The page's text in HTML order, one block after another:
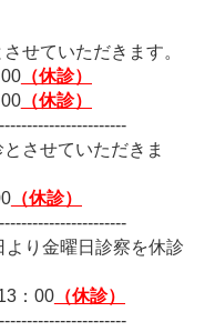
受付
(地域連携室)
ていただきます。
（休診）
（休診）
せていただきま
（休診）
り金曜日診察を休診
：00（休診）